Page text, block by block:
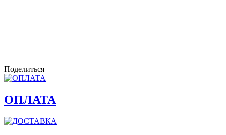
Поделиться
ОПЛАТА